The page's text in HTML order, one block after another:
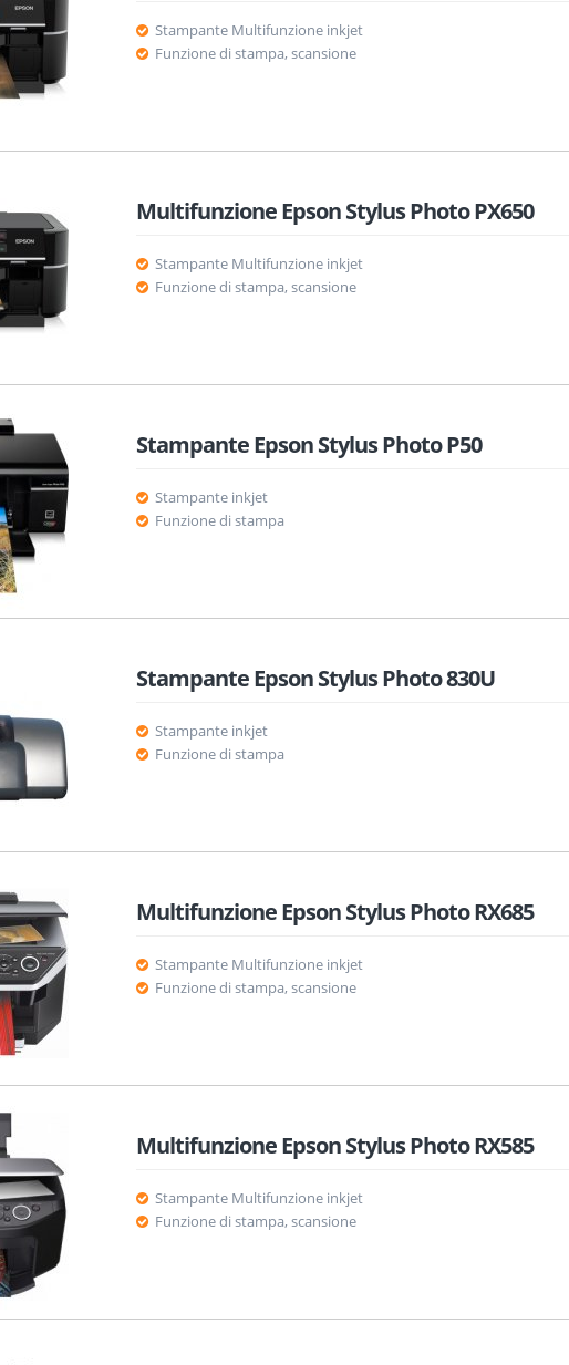
Stampante Multifunzione inkjet
Funzione di stampa, scansione
Multifunzione Epson Stylus Photo PX650
Stampante Multifunzione inkjet
Funzione di stampa, scansione
Stampante Epson Stylus Photo P50
Stampante inkjet
Funzione di stampa
Stampante Epson Stylus Photo 830U
Stampante inkjet
Funzione di stampa
Multifunzione Epson Stylus Photo RX685
Stampante Multifunzione inkjet
Funzione di stampa, scansione
Multifunzione Epson Stylus Photo RX585
Stampante Multifunzione inkjet
Funzione di stampa, scansione